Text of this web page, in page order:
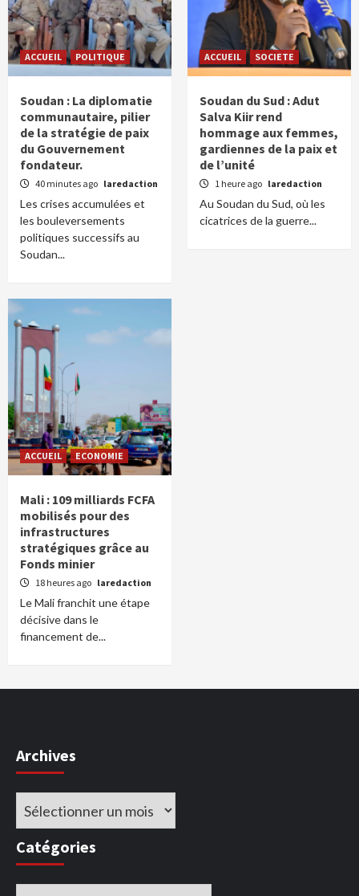
ACCUEIL POLITIQUE
Soudan : La diplomatie
communautaire, pilier
de la stratégie de paix
du Gouvernement
fondateur.
40 minutes ago laredaction
Les crises accumulées et
les bouleversements
politiques successifs au
Soudan...
ACCUEIL SOCIETE
Soudan du Sud : Adut
Salva Kiir rend
hommage aux femmes,
gardiennes de la paix et
de l’unité
1 heure ago laredaction
Au Soudan du Sud, où les
cicatrices de la guerre...
ACCUEIL ECONOMIE
Mali : 109 milliards FCFA
mobilisés pour des
infrastructures
stratégiques grâce au
Fonds minier
18 heures ago laredaction
Le Mali franchit une étape
décisive dans le
financement de...
Archives
Archives
Catégories